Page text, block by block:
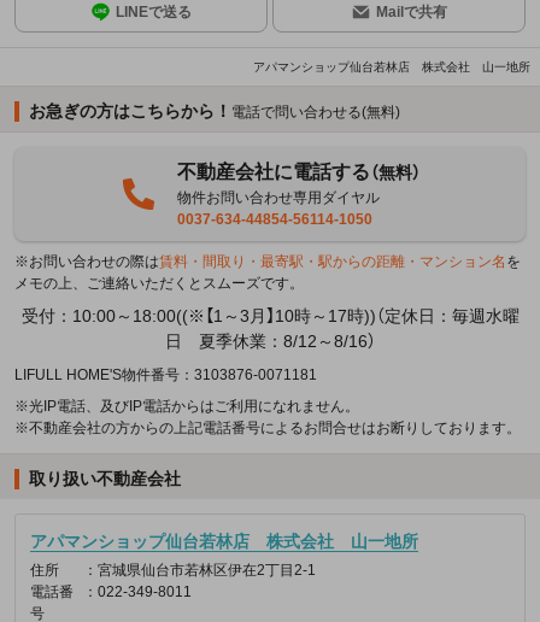
LINEで送る Mailで共有
アパマンショップ仙台若林店 株式会社 山一地所
お急ぎの方はこちらから！ 電話で問い合わせる(無料)
不動産会社に電話する（無料）
物件お問い合わせ専用ダイヤル
0037-634-44854-56114-1050
※お問い合わせの際は賃料・間取り・最寄駅・駅からの距離・マンション名 を
メモの上、ご連絡いただくとスムーズです。
受付：10:00～18:00((※【1～3月】10時～17時))（定休日：毎週水曜
日 夏季休業：8/12～8/16）
LIFULL HOME'S物件番号：3103876-0071181
※光IP電話、及びIP電話からはご利用になれません。
※不動産会社の方からの上記電話番号によるお問合せはお断りしております。
取り扱い不動産会社
アパマンショップ仙台若林店 株式会社 山一地所
住所
：宮城県仙台市若林区伊在2丁目2-1
電話番
号
：022-349-8011